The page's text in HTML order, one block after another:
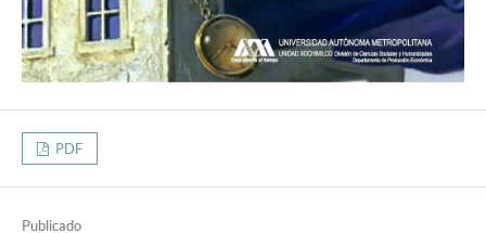
PDF
Publicado